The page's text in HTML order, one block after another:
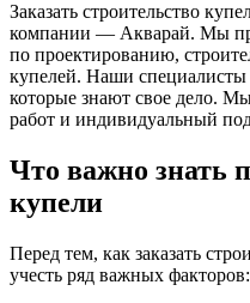
Заказать строительство
компании — Акварай. Мы
по проектированию,
купелей. Наши
которые знают свое дело.
работ и индивидуальный
Что важно знать
купели
Перед тем, как заказать
учесть ряд важных факторов: